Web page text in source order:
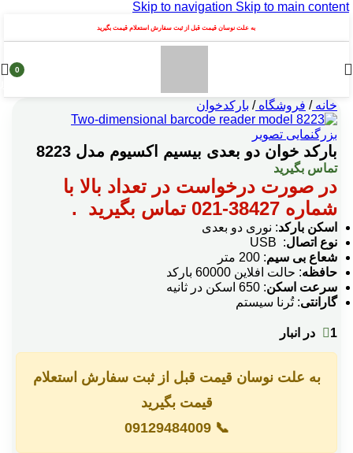
Skip to navigation Skip to main content
به علت نوسان قیمت قبل از ثبت سفارش استعلام قیمت بگیرید
0
خانه/ فروشگاه/ بارکدخوان
بزرگنمایی تصویر
بارکد خوان دو بعدی بیسیم اکسیوم مدل 8223
تماس بگیرید
در صورت درخواست در تعداد بالا با
شماره 38427-021 تماس بگیرید
.
اسکن بارکد: نوری دو بعدی
نوع اتصال: USB
شعاع بی سیم: 200 متر
حافظه: حالت افلاین 60000 بارکد
سرعت اسکن: 650 اسکن در ثانیه
گارانتی: تُرنا سیستم
1 در انبار
به علت نوسان قیمت قبل از ثبت سفارش استعلام
قیمت بگیرید
📞
09129484009